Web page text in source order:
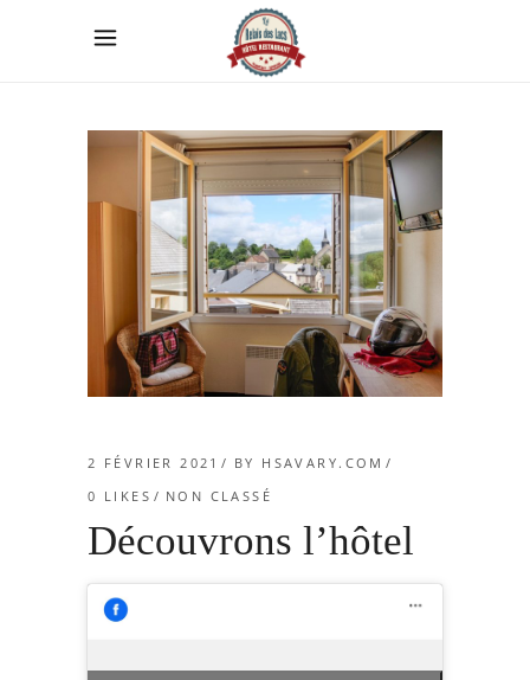
2 FÉVRIER 2021 BY HSAVARY.COM
0 LIKES NON CLASSÉ
Découvrons l’hôtel